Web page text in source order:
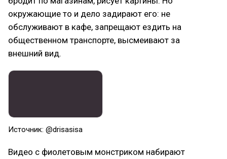
окружающие то и дело задирают его: не
обслуживают в кафе, запрещают ездить на
общественном транспорте, высмеивают за
внешний вид.
Источник: @drisasisa
Видео с фиолетовым монстриком набирают